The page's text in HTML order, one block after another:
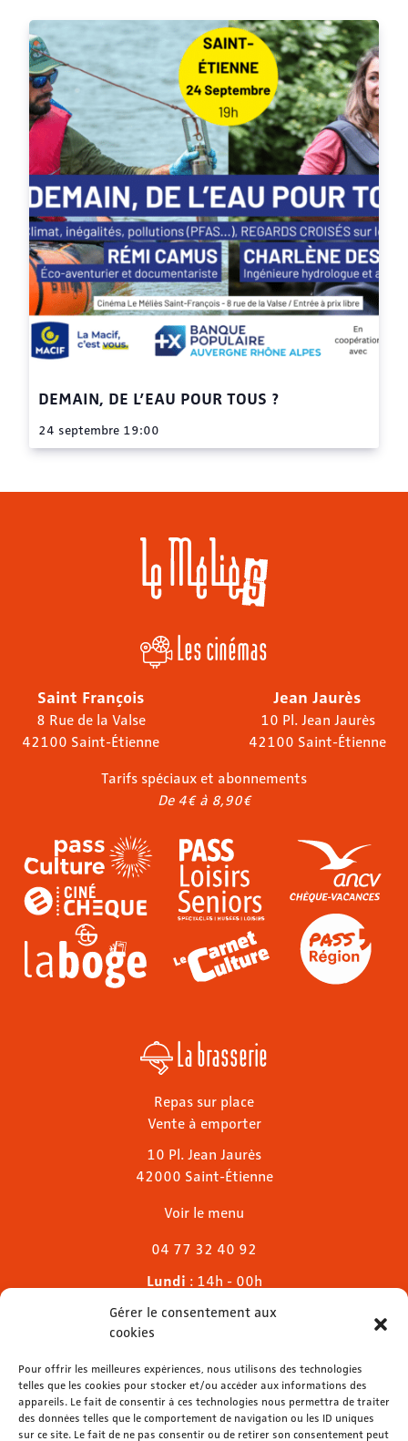
Gérer le consentement aux
cookies
Pour offrir les meilleures expériences, nous utilisons des technologies
telles que les cookies pour stocker et/ou accéder aux informations des
appareils. Le fait de consentir à ces technologies nous permettra de traiter
des données telles que le comportement de navigation ou les ID uniques
sur ce site. Le fait de ne pas consentir ou de retirer son consentement peut
DEMAIN, DE L’EAU POUR TOUS ?
24 septembre 19:00
Les cinémas
Saint François
8 Rue de la Valse
42100 Saint-Étienne
Jean Jaurès
10 Pl. Jean Jaurès
42100 Saint-Étienne
Tarifs spéciaux et abonnements
De 4€ à 8,90€
La brasserie
Repas sur place
Vente à emporter
10 Pl. Jean Jaurès
42000 Saint-Étienne
Voir le menu
04 77 32 40 92
Lundi : 14h - 00h
Mardi & mercredi
Jeudi
Dimanche: 11h - 00h